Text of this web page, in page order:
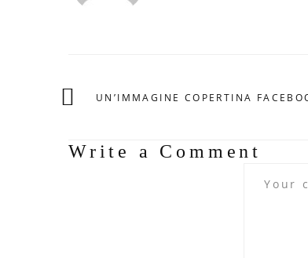
UN’IMMAGINE COPERTINA
Write a Comment